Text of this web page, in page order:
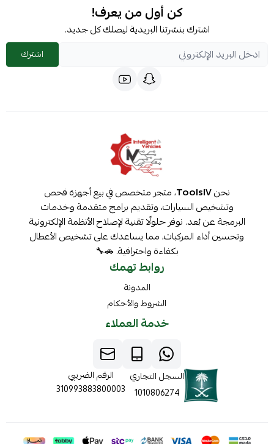
كن أول من يعرف!
اشترك بنشرتنا البريدية ليصلك كل جديد.
اشترك
نحنToolsIV، متجر متخصص في بيع أجهزة فحص
وتشخيص السيارات، وتقديم برامج متقدمة وخدمات
البرمجة عن بُعد. نوفر حلولًا تقنية لإصلاح الأنظمة الإلكترونية
وتحسين أداء المركبات، مما يساعدك على تشخيص الأعطال
بكفاءة واحترافية. 🚗🔧
روابط تهمك
المدونة
الشروط والأحكام
خدمة العملاء
السجل التجاري
1010806274
الرقم الضريبي
310993883800003